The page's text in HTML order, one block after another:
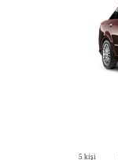
5 kişi